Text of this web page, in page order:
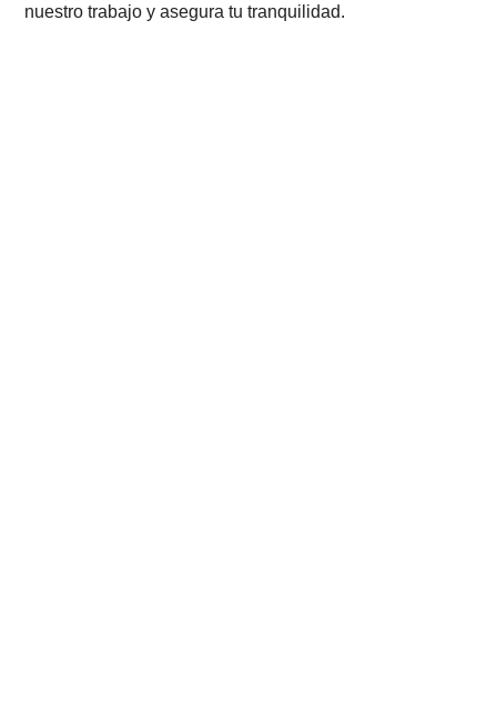
nuestro trabajo y asegura tu tranquilidad.